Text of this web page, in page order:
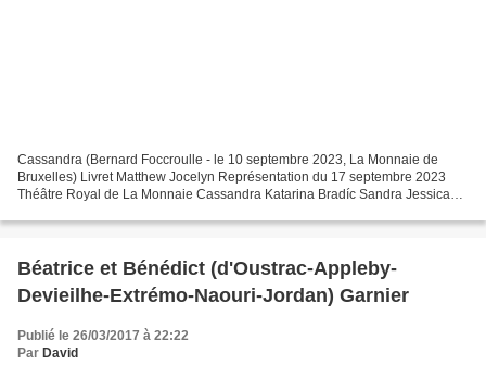
Cassandra (Bernard Foccroulle - le 10 septembre 2023, La Monnaie de
Bruxelles) Livret Matthew Jocelyn Représentation du 17 septembre 2023
Théâtre Royal de La Monnaie Cassandra Katarina Bradíc Sandra Jessica
Béatrice et Bénédict (d'Oustrac-Appleby-
Devieilhe-Extrémo-Naouri-Jordan) Garnier
Publié le 26/03/2017 à 22:22
Par David